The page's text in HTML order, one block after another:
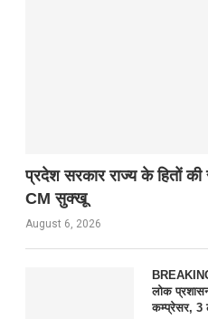
प्रदेश सरकार राज्य के हितों की
CM सुक्खू
August 6, 2026
लोक
कम्प्रेसर, 3